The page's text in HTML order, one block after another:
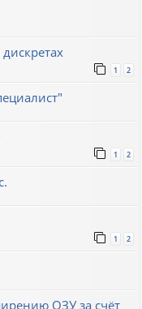
1 2
1 2
1 2
ОЗУ за счёт